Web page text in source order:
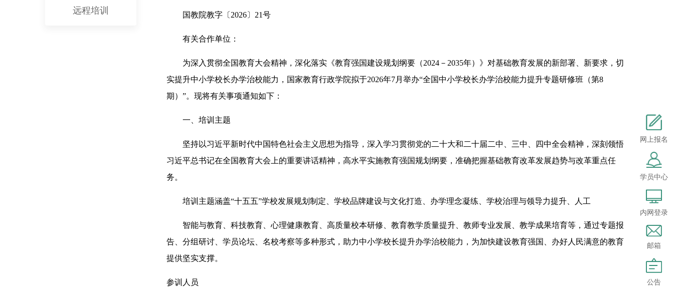
网上报名
学员中心
内网登录
邮箱
公告
远程培训 国教院教字〔2026〕21号
有关合作单位：
为深入贯彻全国教育大会精神，深化落实《教育强国建设规划纲要（2024－2035年）》对基础教育发展的新部署、新要求，切
实提升中小学校长办学治校能力，国家教育行政学院拟于2026年7月举办“全国中小学校长办学治校能力提升专题研修班（第8
期）”。现将有关事项通知如下：
一、培训主题
坚持以习近平新时代中国特色社会主义思想为指导，深入学习贯彻党的二十大和二十届二中、三中、四中全会精神，深刻领悟
习近平总书记在全国教育大会上的重要讲话精神，高水平实施教育强国规划纲要，准确把握基础教育改革发展趋势与改革重点任
务。
培训主题涵盖“十五五”学校发展规划制定、学校品牌建设与文化打造、办学理念凝练、学校治理与领导力提升、人工
智能与教育、科技教育、心理健康教育、高质量校本研修、教育教学质量提升、教师专业发展、教学成果培育等，通过专题报
告、分组研讨、学员论坛、名校考察等多种形式，助力中小学校长提升办学治校能力，为加快建设教育强国、办好人民满意的教育
提供坚实支撑。
参训人员